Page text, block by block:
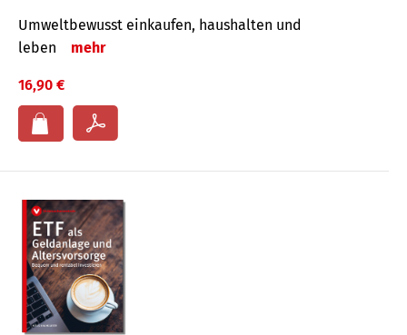
Umweltbewusst einkaufen, haushalten und
leben
mehr
16,90 €